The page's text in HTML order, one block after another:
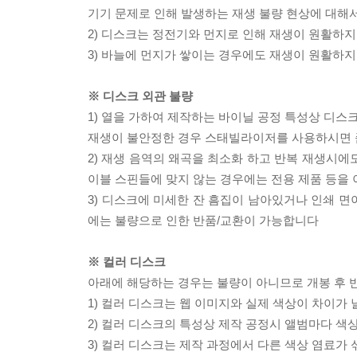
기기 문제로 인해 발생하는 재생 불량 현상에 대
2) 디스크는 정전기와 먼지로 인해 재생이 원활하
3) 바늘에 먼지가 쌓이는 경우에도 재생이 원활하
※ 디스크 외관 불량
1) 열을 가하여 제작하는 바이닐 공정 특성상 디스
재생이 불안정한 경우 스태빌라이저를 사용하시
2) 재생 음역의 왜곡을 최소화 하고 반복 재생시
이블 스핀들에 맞지 않는 경우에는 전용 제품 등
3) 디스크에 미세한 잔 흠집이 남아있거나 인쇄
에는 불량으로 인한 반품/교환이 가능합니다
※ 컬러 디스크
아래에 해당하는 경우는 불량이 아니므로 개봉 후
1) 컬러 디스크는 웹 이미지와 실제 색상이 차이가
2) 컬러 디스크의 특성상 제작 공정시 앨범마다 색
3) 컬러 디스크는 제작 과정에서 다른 색상 염료가